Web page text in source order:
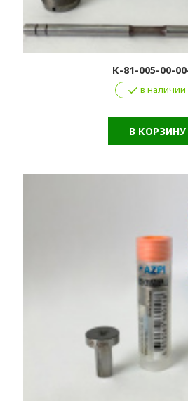
К-81-005-00-
в наличии
В КОРЗИНУ